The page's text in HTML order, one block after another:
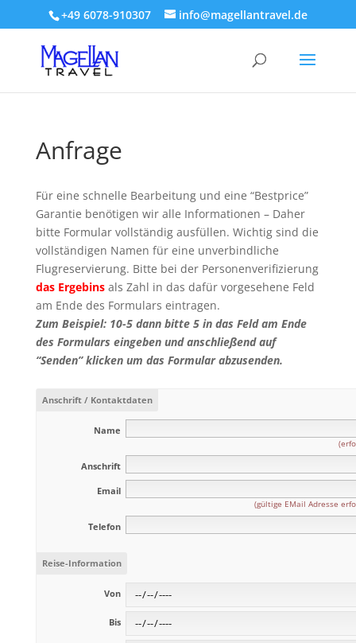
+49 6078-910307 info@magellantravel.de
Anfrage
Für eine schnelle Bearbeitung und eine “Bestprice”
Garantie benötigen wir alle Informationen – Daher
bitte Formular vollständig ausfüllen. Wichtig sind die
vollständigen Namen für eine unverbindliche
Flugreservierung. Bitte bei der Personenverifizierung
das Ergebinsals Zahl in das dafür vorgesehene Feld
am Ende des Formulars eintragen.
Zum Beispiel: 10-5 dann bitte 5 in das Feld am Ende
des Formulars eingeben und anschließend auf
“Senden” klicken um das Formular abzusenden.
Anschrift / Kontaktdaten
Name
Anschrift
Email
(gültige EMail Adresse
Telefon
Reise-Information
Von
Bis